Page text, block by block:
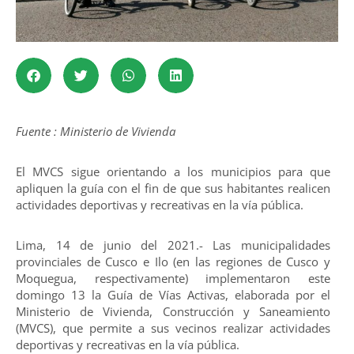
Fuente : Ministerio de Vivienda
El MVCS sigue orientando a los municipios para que
apliquen la guía con el fin de que sus habitantes realicen
actividades deportivas y recreativas en la vía pública.
Lima, 14 de junio del 2021.- Las municipalidades
provinciales de Cusco e Ilo (en las regiones de Cusco y
Moquegua, respectivamente) implementaron este
domingo 13 la Guía de Vías Activas, elaborada por el
Ministerio de Vivienda, Construcción y Saneamiento
(MVCS), que permite a sus vecinos realizar actividades
deportivas y recreativas en la vía pública.